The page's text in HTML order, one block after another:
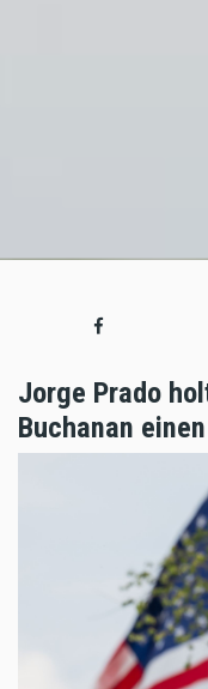
Jorge Prado
Buchanan